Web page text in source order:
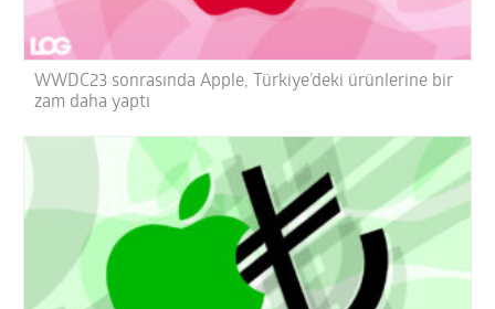
WWDC23 sonrasında Apple, Türkiye’deki ürünlerine bir
zam daha yaptı